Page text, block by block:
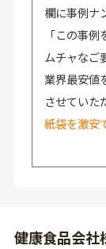
欄に事例ナ
「この事
ムチャなご
業界最安値
させていた
紙袋を激安
健康食品会社